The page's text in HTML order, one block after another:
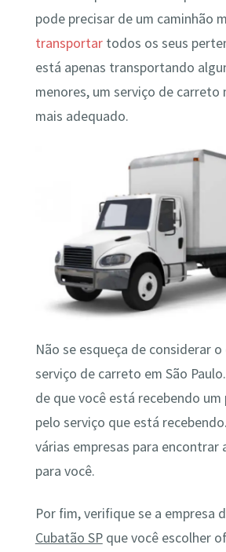
pode precisar de um caminhão
transportartodos os seus
está apenas transportando
menores, um serviço de carreto
mais adequado.
Não se esqueça de considerar
serviço de carreto em São
de que você está recebendo
pelo serviço que está
várias empresas para encontrar
para você.
Por fim, verifique se a empresa
Cubatão SPque você escolher